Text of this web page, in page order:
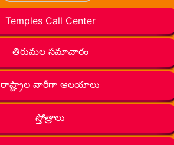
Temples Call Center
తిరుమల సమాచారం
రాష్ట్రాల వారీగా ఆలయాలు
స్తోత్రాలు